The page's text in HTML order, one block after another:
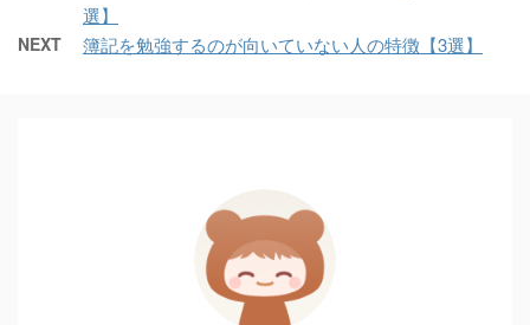
選】
NEXT 簿記を勉強するのが向いていない人の特徴【3選】